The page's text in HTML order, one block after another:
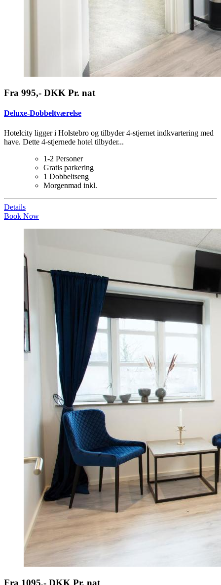
Fra 995,- DKK Pr. nat
Deluxe-Dobbeltværelse
Hotelcity ligger i Holstebro og tilbyder 4-stjernet indkvartering med
have. Dette 4-stjernede hotel tilbyder...
1-2 Personer
Gratis parkering
1 Dobbeltseng
Morgenmad inkl.
Details
Book Now